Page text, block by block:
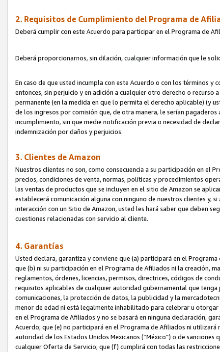
2. Requisitos de Cumplimiento del Programa de
Deberá cumplir con este Acuerdo para participar en el Programa de
Deberá proporcionarnos, sin dilación, cualquier información que le
En caso de que usted incumpla con este Acuerdo o con los términos
entonces, sin perjuicio y en adición a cualquier otro derecho o
permanente (en la medida en que lo permita el derecho aplicable) (y
de los ingresos por comisión que, de otra manera, le serían
incumplimiento, sin que medie notificación previa o necesidad de
indemnización por daños y perjuicios.
3. Clientes de Amazon
Nuestros clientes no son, como consecuencia a su participación en el
precios, condiciones de venta, normas, políticas y procedimientos
las ventas de productos que se incluyen en el sitio de Amazon se
establecerá comunicación alguna con ninguno de nuestros clientes y,
interacción con un Sitio de Amazon, usted les hará saber que deben
cuestiones relacionadas con servicio al cliente.
4. Garantías
Usted declara, garantiza y conviene que (a) participará en el
que (b) ni su participación en el Programa de Afiliados ni la creación,
reglamentos, órdenes, licencias, permisos, directrices, códigos de
requisitos aplicables de cualquier autoridad gubernamental que
comunicaciones, la protección de datos, la publicidad y la
menor de edad ni está legalmente inhabilitado para celebrar u
en el Programa de Afiliados y no se basará en ninguna declaración,
Acuerdo; que (e) no participará en el Programa de Afiliados ni
autoridad de los Estados Unidos Mexicanos (“México”) o de
cualquier Oferta de Servicio; que (f) cumplirá con todas las